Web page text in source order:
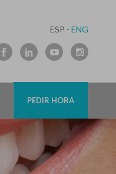
ESP - ENG
PEDIR HORA